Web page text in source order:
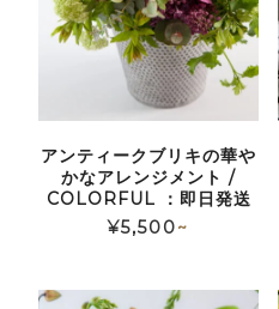
アンティークブリキの華や
かなアレンジメント /
COLORFUL ：即日発送
¥5,500~